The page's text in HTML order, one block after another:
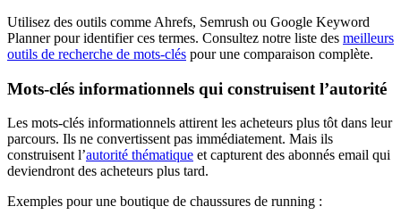
Utilisez des outils comme Ahrefs, Semrush ou Google Keyword
Planner pour identifier ces termes. Consultez notre liste des meilleurs
outils de recherche de mots-clés pour une comparaison complète.
Mots-clés informationnels qui construisent l’autorité
Les mots-clés informationnels attirent les acheteurs plus tôt dans leur
parcours. Ils ne convertissent pas immédiatement. Mais ils
construisent l’autorité thématique et capturent des abonnés email qui
deviendront des acheteurs plus tard.
Exemples pour une boutique de chaussures de running :